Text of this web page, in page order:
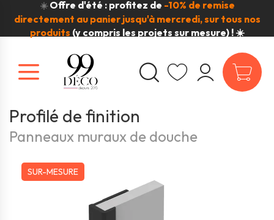
☀️ Offre d'été : profitez de -10% de remise
directement au panier jusqu'à mercredi, sur tous nos
produits (y compris les projets sur mesure) ! ☀️
Profilé de finition
Panneaux muraux de douche
SUR-MESURE